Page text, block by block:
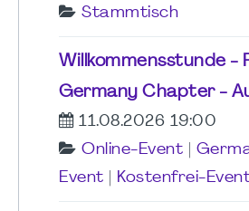
Stammtisch
Willkommensstunde -
Germany Chapter -
11.08.2026 19:00
Online-Event
Event
Kostenfrei-